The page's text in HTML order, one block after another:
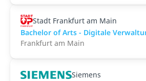
Stadt Frankfurt am Main
Bachelor of Arts - Digitale
Frankfurt am Main
Siemens